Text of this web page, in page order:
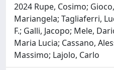
2024 Rupe, Cosimo;
Mariangela; Tagliaferri,
F.; Galli, Jacopo; Mele,
Maria Lucia; Cassano,
Massimo; Lajolo, Carlo